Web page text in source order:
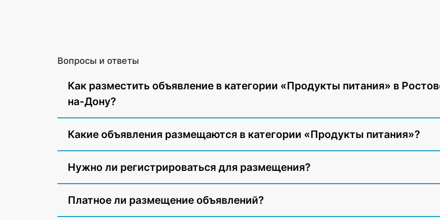
Вопросы и ответы
Как разместить объявление в категории «Продукты питания» в
на-Дону?
Какие объявления размещаются в категории «Продукты питания»?
Нужно ли регистрироваться для размещения?
Платное ли размещение объявлений?